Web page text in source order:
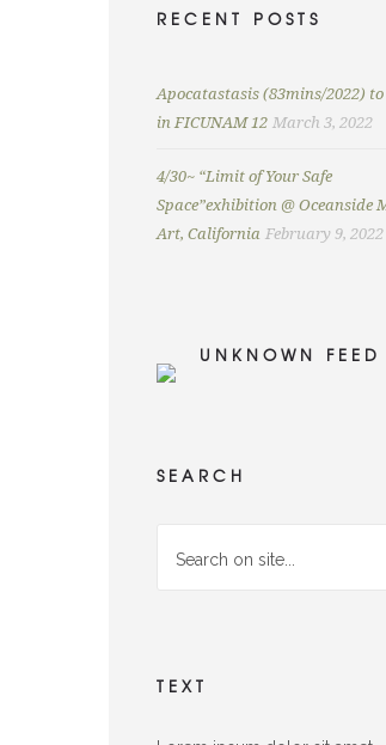
RECENT POSTS
Apocatastasis (83mins/2022)
in FICUNAM 12 March 3, 2022
4/30~ “Limit of Your Safe
Space”exhibition @ Oceanside
Art, California February 9, 2022
UNKNOWN FEED
SEARCH
TEXT